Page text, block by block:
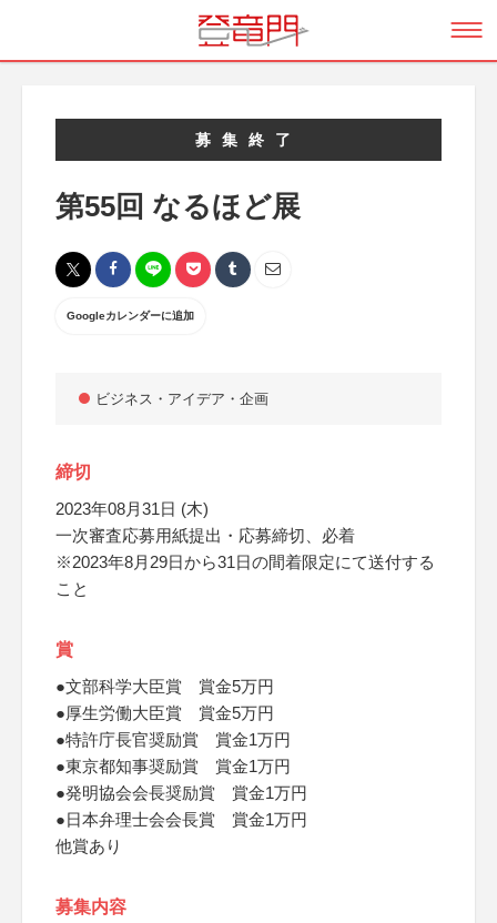
募集終了
第55回 なるほど展
Googleカレンダーに追加
ビジネス・アイデア・企画
締切
2023年08月31日 (木)
一次審査応募用紙提出・応募締切、必着
※2023年8月29日から31日の間着限定にて送付する
こと
賞
●文部科学大臣賞 賞金5万円
●厚生労働大臣賞 賞金5万円
●特許庁長官奨励賞 賞金1万円
●東京都知事奨励賞 賞金1万円
●発明協会会長奨励賞 賞金1万円
●日本弁理士会会長賞 賞金1万円
他賞あり
募集内容